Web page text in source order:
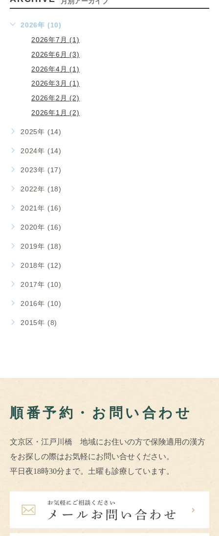
2026年 (10)
2026年7月 (1)
2026年6月 (3)
2026年4月 (1)
2026年3月 (1)
2026年2月 (2)
2026年1月 (2)
2025年 (14)
2024年 (14)
2023年 (17)
2022年 (18)
2021年 (16)
2020年 (16)
2019年 (18)
2018年 (12)
2017年 (10)
2016年 (10)
2015年 (8)
順番予約・お問い合わせ
文京区・江戸川橋 地域にお住いの方で保険適用の漢方
をお探しの際はお気軽にお問い合せください。
平日夜18時30分まで。土曜も診療しています。